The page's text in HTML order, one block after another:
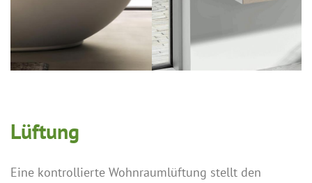
Lüftung
Eine kontrollierte Wohnraumlüftung stellt den